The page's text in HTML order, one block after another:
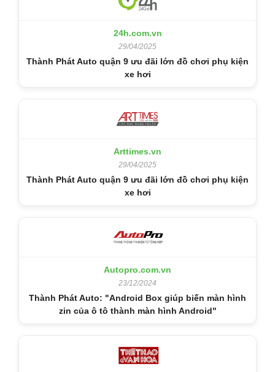
24h.com.vn
29/04/2025
Thành Phát Auto quận 9 ưu đãi lớn đồ chơi phụ kiện
xe hơi
Arttimes.vn
29/04/2025
Thành Phát Auto quận 9 ưu đãi lớn đồ chơi phụ kiện
xe hơi
Autopro.com.vn
23/12/2024
Thành Phát Auto: "Android Box giúp biến màn hình
zin của ô tô thành màn hình Android"